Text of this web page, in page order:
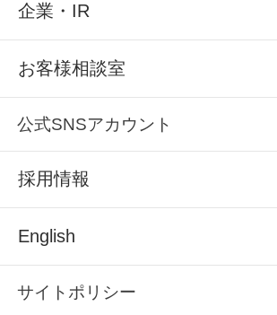
企業・IR
お客様相談室
公式SNSアカウント
採用情報
English
サイトポリシー